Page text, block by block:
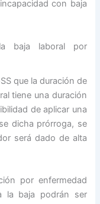
con baja
baja laboral por
que la duración de
tiene una duración
de aplicar una
dicha prórroga, se
será dado de alta
por enfermedad
la baja podrán ser